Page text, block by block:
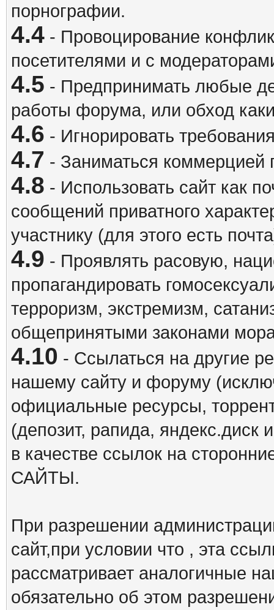
порнографии.
4.4- Провоцирование
посетителями и с
4.5 - Предпринимать любые
работы форума, или обход
4.6 - Игнорировать
4.7 - Заниматься коммерцией
4.8 - Использовать сайт как
сообщений приватного
участнику (для этого есть
4.9 - Проявлять расовую,
пропагандировать
терроризм, экстремизм,
общепринятыми законами
4.10 - Ссылаться на другие
нашему сайту и форуму
официальные ресурсы,
(депозит, рапида, яндекс.диск
в качестве ссылок на
САЙТЫ.
При разрешении
сайт,при условии что , эта
рассматривает аналогичные
обязательно об этом